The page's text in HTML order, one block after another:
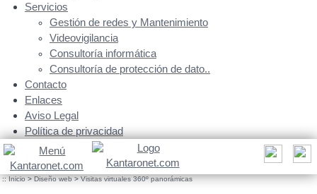
Servicios
Gestión de redes y Mantenimiento
Videovigilancia
Consultoría informática
Consultoría de protección de dato..
Contacto
Enlaces
Aviso Legal
Política de privacidad
:: Inicio>Diseño web>Visitas virtuales 360º panorámicas